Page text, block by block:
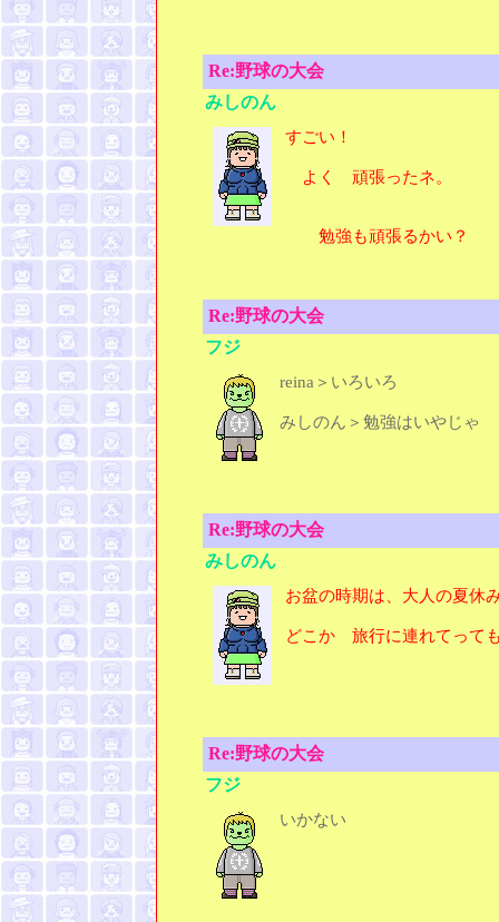
Re:野球の大会
みしのん
すごい！
よく 頑張ったネ。
勉強も頑張るかい？
Re:野球の大会
フジ
reina＞いろいろ
みしのん＞勉強はいやじゃ
Re:野球の大会
みしのん
お盆の時期は、大人の夏休
どこか 旅行に連れてって
Re:野球の大会
フジ
いかない